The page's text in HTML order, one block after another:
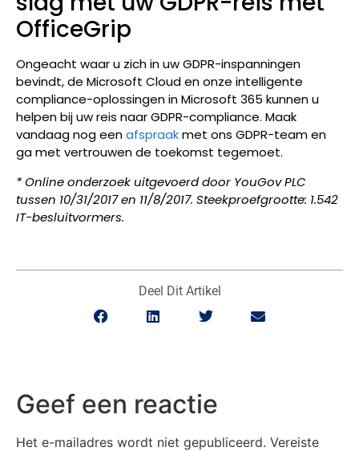
OfficeGrip
Ongeacht waar u zich in uw GDPR-inspanningen
bevindt, de Microsoft Cloud en onze intelligente
compliance-oplossingen in Microsoft 365 kunnen u
helpen bij uw reis naar GDPR-compliance. Maak
vandaag nog eenafspraakmet ons GDPR-team en
ga met vertrouwen de toekomst tegemoet.
* Online onderzoek uitgevoerd door YouGov PLC
tussen 10/31/2017 en 11/8/2017. Steekproefgrootte: 1.542
IT-besluitvormers.
Deel Dit Artikel
Geef een reactie
Het e-mailadres wordt niet gepubliceerd. Vereiste